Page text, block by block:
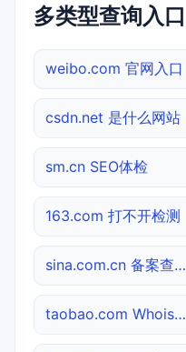
多类型查询入口
weibo.com 官网入口
csdn.net 是什么网站
sm.cn SEO体检
163.com 打不开检测
sina.com.cn 备案查询
taobao.com Whois查询